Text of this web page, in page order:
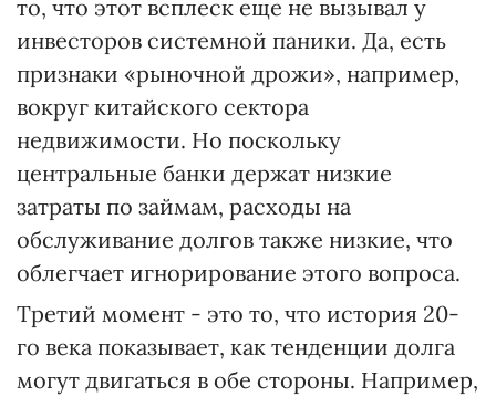
то, что этот всплеск еще не вызывал у
инвесторов системной паники. Да, есть
признаки «рыночной дрожи», например,
вокруг китайского сектора
недвижимости. Но поскольку
центральные банки держат низкие
затраты по займам, расходы на
обслуживание долгов также низкие, что
облегчает игнорирование этого вопроса.
Третий момент - это то, что история 20-
го века показывает, как тенденции долга
могут двигаться в обе стороны. Например,